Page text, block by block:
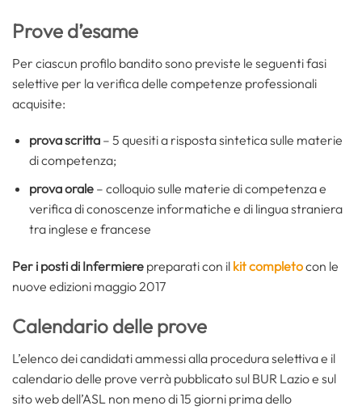
Prove d’esame
Per ciascun profilo bandito sono previste le seguenti fasi
selettive per la verifica delle competenze professionali
acquisite:
prova scritta – 5 quesiti a risposta sintetica sulle materie
di competenza;
prova orale – colloquio sulle materie di competenza e
verifica di conoscenze informatiche e di lingua straniera
tra inglese e francese
Per i posti di Infermiere preparati con il kit completocon le
nuove edizioni maggio 2017
Calendario delle prove
L’elenco dei candidati ammessi alla procedura selettiva e il
calendario delle prove verrà pubblicato sul BUR Lazio e sul
sito web dell’ASL non meno di 15 giorni prima dello